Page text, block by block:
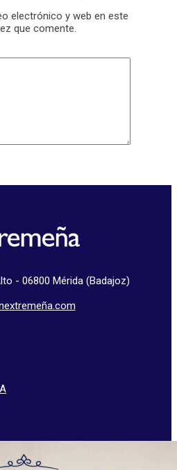
electrónico y web en este
que comente.
- 06800 Mérida (Badajoz)